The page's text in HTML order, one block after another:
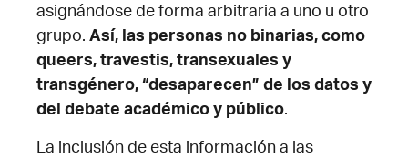
asignándose de forma arbitraria a uno u otro
grupo. Así, las personas no binarias, como
queers, travestis, transexuales y
transgénero, “desaparecen” de los datos y
del debate académico y público.
La inclusión de esta información a las